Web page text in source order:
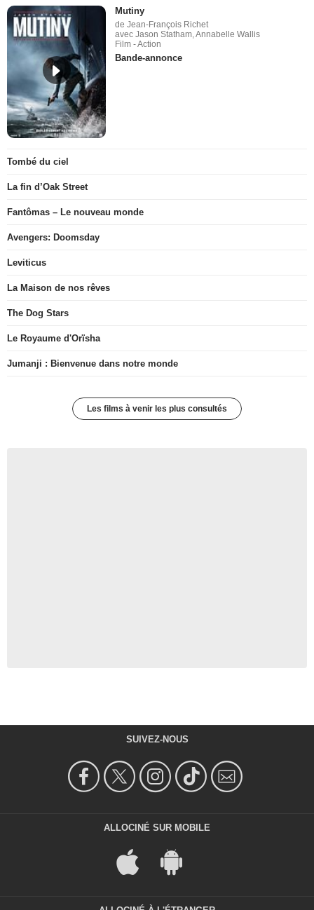
Mutiny
de Jean-François Richet
avec Jason Statham, Annabelle Wallis
Film - Action
Bande-annonce
Tombé du ciel
La fin d’Oak Street
Fantômas – Le nouveau monde
Avengers: Doomsday
Leviticus
La Maison de nos rêves
The Dog Stars
Le Royaume d'Orïsha
Jumanji : Bienvenue dans notre monde
Les films à venir les plus consultés
SUIVEZ-NOUS
ALLOCINÉ SUR MOBILE